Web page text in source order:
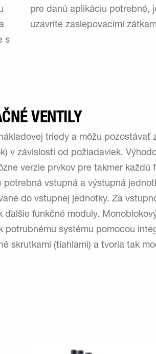
s
pre danú aplikáciu potrebné,
uzavrite zaslepovacími
VENTILY
triedy a môžu pozostávať
v závislosti od požiadaviek.
verzie prvkov pre takmer každú
vstupná a výstupná
do vstupnej jednotky. Za
funkčné moduly.
systému pomocou
skrutkami (tiahlami) a tvoria tak